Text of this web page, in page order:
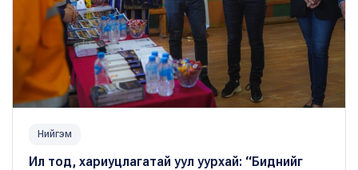
Нийгэм
Ил тод, хариуцлагатай уул уурхай: “Биднийг